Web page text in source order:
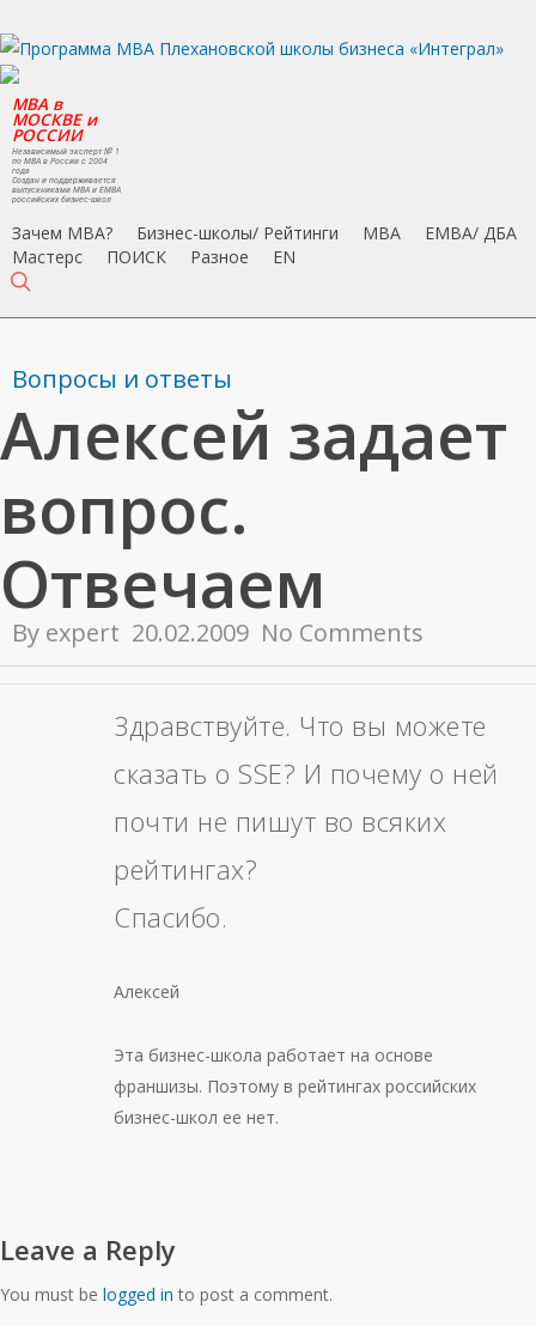
to
main
content
MBA в
МОСКВЕ и
РОССИИ
Независимый эксперт № 1
по MBA в России с 2004
года
Создан и поддерживается
выпускниками MBA и EMBA
российских бизнес-школ
Зачем MBA? Бизнес-школы/ Рейтинги MBA
EMBA/ ДБA
Мастерс
ПОИСК Разное EN
Вопросы и ответы
Алексей задает
вопрос.
Отвечаем
By expert 20.02.2009 No Comments
Здравствуйте. Что вы можете
сказать о SSE? И почему о ней
почти не пишут во всяких
рейтингах?
Спасибо.
Алексей
Эта бизнес-школа работает на основе
франшизы. Поэтому в рейтингах российских
бизнес-школ ее нет.
Leave a Reply
You must be logged in to post a comment.